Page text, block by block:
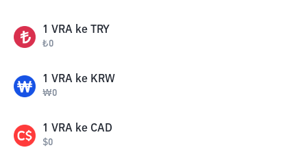
1 VRA ke TRY
₺0
1 VRA ke KRW
₩0
1 VRA ke CAD
$0